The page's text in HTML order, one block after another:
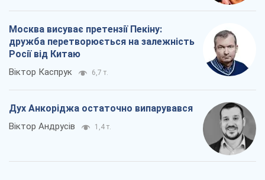
Москва висуває претензії Пекіну:
дружба перетворюється на залежність
Росії від Китаю
Віктор Каспрук 6,7 т.
Дух Анкоріджа остаточно випарувався
Віктор Андрусів 1,4 т.